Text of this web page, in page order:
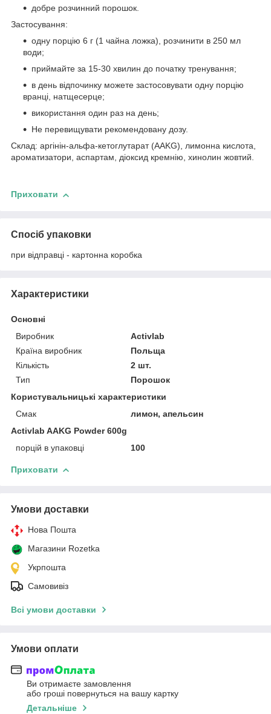
добре розчинний порошок.
Застосування:
одну порцію 6 г (1 чайна ложка), розчинити в 250 мл
води;
приймайте за 15-30 хвилин до початку тренування;
в день відпочинку можете застосовувати одну порцію
вранці, натщесерце;
використання один раз на день;
Не перевищувати рекомендовану дозу.
Склад: аргінін-альфа-кетоглутарат (AAKG), лимонна кислота,
ароматизатори, аспартам, діоксид кремнію, хинолин жовтий.
Приховати
Спосіб упаковки
при відправці - картонна коробка
Характеристики
Основні
Виробник
Activlab
Країна виробник
Польща
Кількість
2 шт.
Тип
Порошок
Користувальницькі характеристики
Смак
лимон, апельсин
Activlab AAKG Powder 600g
порцій в упаковці
100
Приховати
Умови доставки
Нова Пошта
Магазини Rozetka
Укрпошта
Самовивіз
Всі умови доставки
Умови оплати
Ви отримаєте замовлення
або гроші повернуться на вашу картку
Детальніше